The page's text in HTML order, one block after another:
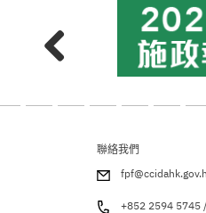
聯絡我們
+852 2594 5745